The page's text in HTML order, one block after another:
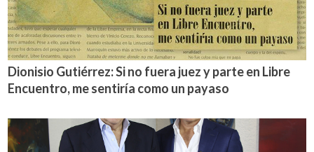
Dionisio Gutiérrez: Si no fuera juez y parte en Libre
Encuentro, me sentiría como un payaso